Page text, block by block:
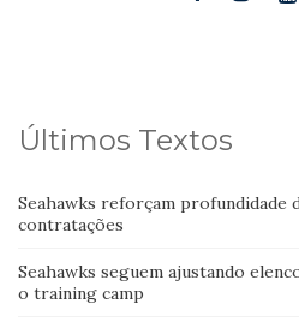
Últimos Textos
Seahawks reforçam profundidade
contratações
Seahawks seguem ajustando
o training camp